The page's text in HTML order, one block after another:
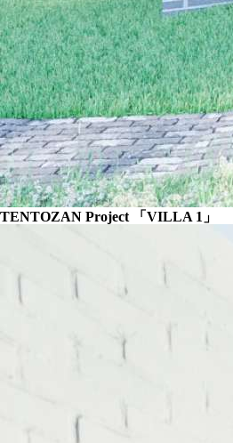
TENTOZAN Project 「VILLA 1」